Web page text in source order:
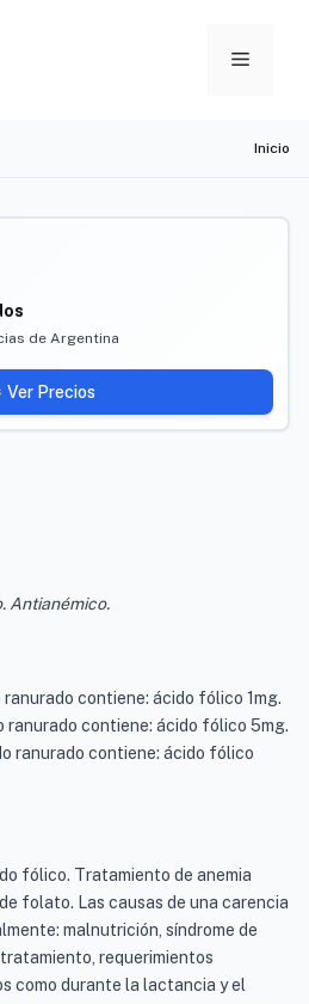
Menu
Inicio
de Argentina
Ver Precios
Antianémico.
ranurado contiene: ácido fólico 1mg.
ranurado contiene: ácido fólico 5mg.
ranurado contiene: ácido fólico
fólico. Tratamiento de anemia
folato. Las causas de una carencia
malnutrición, síndrome de
requerimientos
como durante la lactancia y el